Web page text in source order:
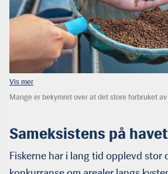
Mange er bekymret over at det store forbruket
Sameksistens på havet
Fiskerne har i lang tid opplevd stor